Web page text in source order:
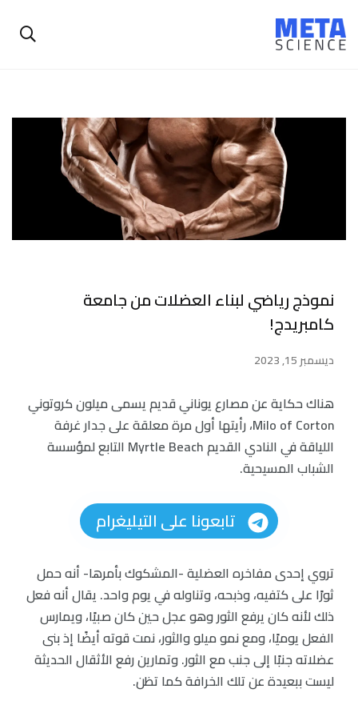
نموذج رياضي لبناء العضلات من جامعة
كامبريدج!
ديسمبر 15, 2023
هناك حكاية عن مصارع يوناني قديم يسمى ميلون كروتوني
Milo of Corton، رأيتها أول مرة معلقة على جدار غرفة
اللياقة في النادي القديم Myrtle Beach التابع لمؤسسة
الشباب المسيحية.
تابعونا على التيليغرام
تروي إحدى مفاخره العضلية -المشكوك بأمرها- أنه حمل
ثورًا على كتفيه، وذبحه، وتناوله في يوم واحد. يقال أنه فعل
ذلك لأنه كان يرفع الثور وهو عجل حين كان صبيًا، ويمارس
الفعل يوميًا، ومع نمو ميلو والثور، نمت قوته أيضًا إذ بنى
عضلاته جنبًا إلى جنب مع الثور. وتمارين رفع الأثقال الحديثة
ليست ببعيدة عن تلك الخرافة كما تظن.